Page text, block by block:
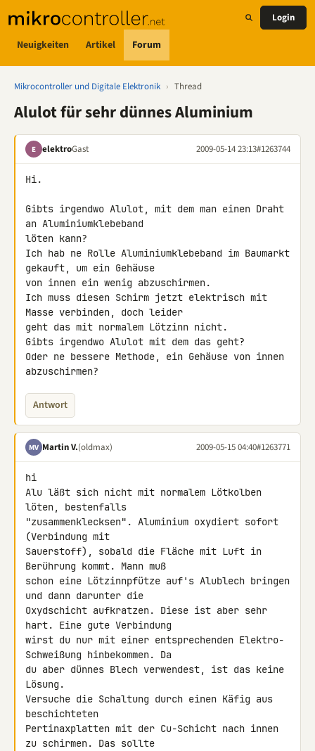
Neuigkeiten Artikel Forum
Login
Mikrocontroller und Digitale Elektronik › Thread
Alulot für sehr dünnes Aluminium
E elektroGast 2009-05-14 23:13#1263744
Hi.
Gibts irgendwo Alulot, mit dem man einen Draht
an Aluminiumklebeband
löten kann?
Ich hab ne Rolle Aluminiumklebeband im Baumarkt
gekauft, um ein Gehäuse
von innen ein wenig abzuschirmen.
Ich muss diesen Schirm jetzt elektrisch mit
Masse verbinden, doch leider
geht das mit normalem Lötzinn nicht.
Gibts irgendwo Alulot mit dem das geht?
Oder ne bessere Methode, ein Gehäuse von innen
abzuschirmen?
Antwort
MV Martin V.(oldmax) 2009-05-15 04:40#1263771
hi
Alu läßt sich nicht mit normalem Lötkolben
löten, bestenfalls
"zusammenklecksen". Aluminium oxydiert sofort
(Verbindung mit
Sauerstoff), sobald die Fläche mit Luft in
Berührung kommt. Mann muß
schon eine Lötzinnpfütze auf's Alublech bringen
und dann darunter die
Oxydschicht aufkratzen. Diese ist aber sehr
hart. Eine gute Verbindung
wirst du nur mit einer entsprechenden Elektro-
Schweißung hinbekommen. Da
du aber dünnes Blech verwendest, ist das keine
Lösung.
Versuche die Schaltung durch einen Käfig aus
beschichteten
Pertinaxplatten mit der Cu-Schicht nach innen
zu schirmen. Das sollte